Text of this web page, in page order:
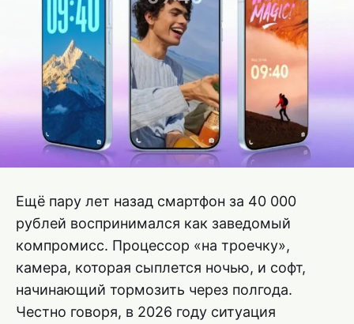
Ещё пару лет назад смартфон за 40 000
рублей воспринимался как заведомый
компромисс. Процессор «на троечку»,
камера, которая сыплется ночью, и софт,
начинающий тормозить через полгода.
Честно говоря, в 2026 году ситуация